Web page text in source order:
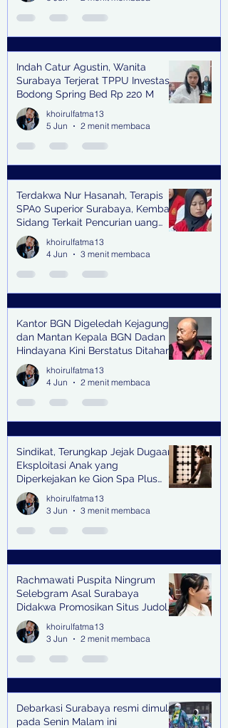
Indah Catur Agustin, Wanita
Surabaya Terjerat TPPU Investasi
Bodong Spring Bed Rp 220 M
khoirulfatma13
5 Jun
2 menit membaca
Terdakwa Nur Hasanah, Terapis
SPA0 Superior Surabaya, Kembali
Sidang Terkait Pencurian uang
senilai Rp1,285 M di PN Surabaya
khoirulfatma13
4 Jun
3 menit membaca
Kantor BGN Digeledah Kejagung
dan Mantan Kepala BGN Dadan
Hindayana Kini Berstatus Ditahan
khoirulfatma13
4 Jun
2 menit membaca
Sindikat, Terungkap Jejak Dugaan
Eksploitasi Anak yang
Diperkejakan ke Gion Spa Plus
and Pub Surabaya,
khoirulfatma13
3 Jun
3 menit membaca
Rachmawati Puspita Ningrum
Selebgram Asal Surabaya
Didakwa Promosikan Situs Judol,
Raup Rp2 Juta dari Tiga Kali
Endorse
khoirulfatma13
3 Jun
2 menit membaca
Debarkasi Surabaya resmi dimulai
pada Senin Malam ini